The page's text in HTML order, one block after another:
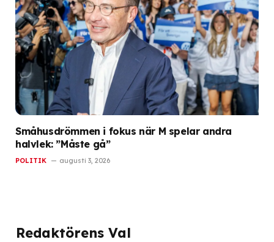
Småhusdrömmen i fokus när M spelar andra
halvlek: ”Måste gå”
POLITIK augusti 3, 2026
Redaktörens Val